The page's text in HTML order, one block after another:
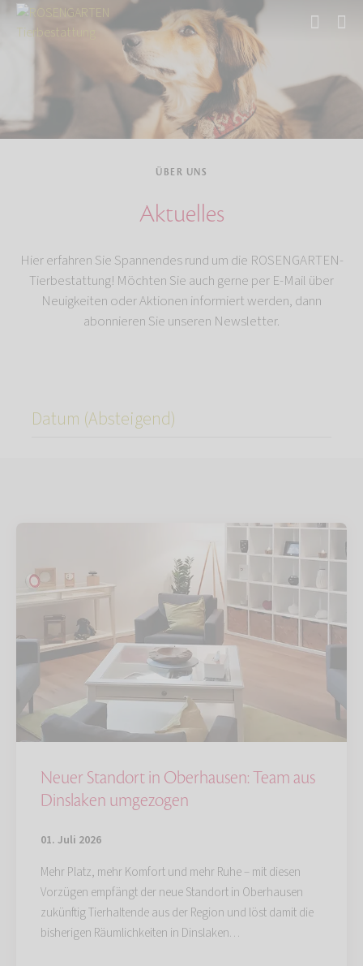
ÜBER UNS
Aktuelles
Hier erfahren Sie Spannendes rund um die ROSENGARTEN-
Tierbestattung! Möchten Sie auch gerne per E-Mail über
Neuigkeiten oder Aktionen informiert werden, dann
abonnieren Sie unseren Newsletter.
Neuer Standort in Oberhausen: Team aus
Dinslaken umgezogen
01. Juli 2026
Mehr Platz, mehr Komfort und mehr Ruhe – mit diesen
Vorzügen empfängt der neue Standort in Oberhausen
zukünftig Tierhaltende aus der Region und löst damit die
bisherigen Räumlichkeiten in Dinslaken…